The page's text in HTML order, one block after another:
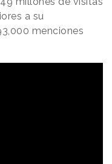
a su
menciones